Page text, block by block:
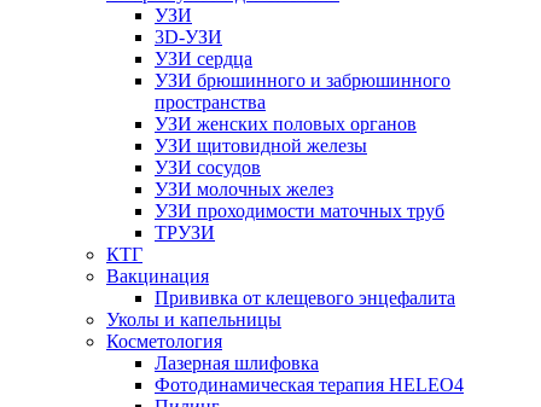
УЗИ
3D-УЗИ
УЗИ сердца
УЗИ брюшинного и забрюшинного
пространства
УЗИ женских половых органов
УЗИ щитовидной железы
УЗИ сосудов
УЗИ молочных желез
УЗИ проходимости маточных труб
ТРУЗИ
КТГ
Вакцинация
Прививка от клещевого энцефалита
Уколы и капельницы
Косметология
Лазерная шлифовка
Фотодинамическая терапия HELEO4